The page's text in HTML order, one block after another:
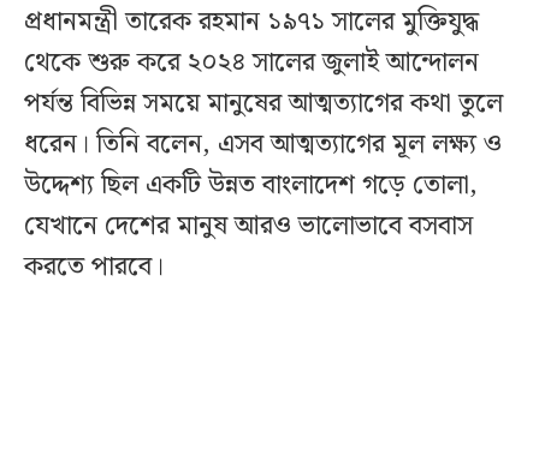
প্রধানমন্ত্রী তারেক রহমান ১৯৭১ সালের মুক্তিযুদ্ধ
থেকে শুরু করে ২০২৪ সালের জুলাই আন্দোলন
পর্যন্ত বিভিন্ন সময়ে মানুষের আত্মত্যাগের কথা তুলে
ধরেন। তিনি বলেন, এসব আত্মত্যাগের মূল লক্ষ্য ও
উদ্দেশ্য ছিল একটি উন্নত বাংলাদেশ গড়ে তোলা,
যেখানে দেশের মানুষ আরও ভালোভাবে বসবাস
করতে পারবে।